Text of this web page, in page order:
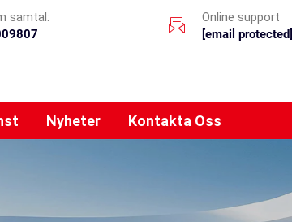
samtal:
Online support
[email protected]
Nyheter Kontakta Oss